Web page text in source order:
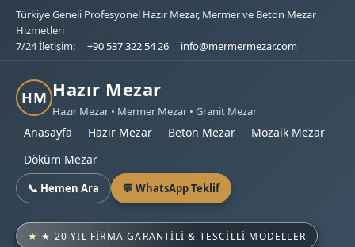
Türkiye Geneli Profesyonel Hazır Mezar, Mermer ve Beton Mezar
Hizmetleri
7/24 İletişim:
+90 537 322 54 26 info@mermermezar.com
HM Hazır Mezar
Hazır Mezar • Mermer Mezar • Granit Mezar
Anasayfa Hazır Mezar Beton Mezar
Mozaik Mezar
Döküm Mezar
📞 Hemen Ara 💬 WhatsApp Teklif
★ 20 YIL FIRMA GARANTILI & TESCILLI MODELLER